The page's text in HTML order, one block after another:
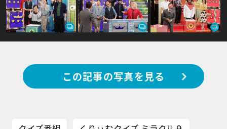
この記事の写真を見る